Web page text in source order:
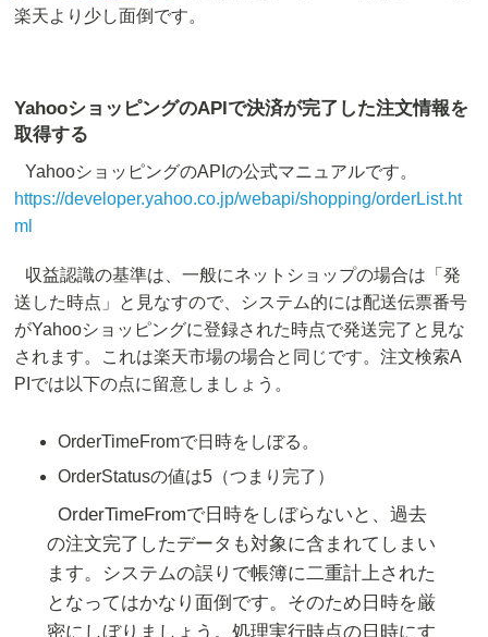
楽天より少し面倒です。
YahooショッピングのAPIで決済が完了した注文情報を
取得する
YahooショッピングのAPIの公式マニュアルです。
https://developer.yahoo.co.jp/webapi/shopping/orderList.ht
ml
収益認識の基準は、一般にネットショップの場合は「発
送した時点」と見なすので、システム的には配送伝票番号
がYahooショッピングに登録された時点で発送完了と見な
されます。これは楽天市場の場合と同じです。注文検索A
PIでは以下の点に留意しましょう。
OrderTimeFromで日時をしぼる。
OrderStatusの値は5（つまり完了）
OrderTimeFromで日時をしぼらないと、過去
の注文完了したデータも対象に含まれてしまい
ます。システムの誤りで帳簿に二重計上された
となってはかなり面倒です。そのため日時を厳
密にしぼりましょう。処理実行時点の日時にす